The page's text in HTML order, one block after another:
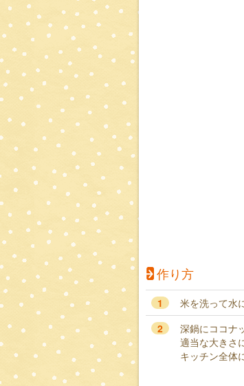
作り方
1
米を洗って水
2
深鍋にココナ
適当な大きさ
キッチン全体